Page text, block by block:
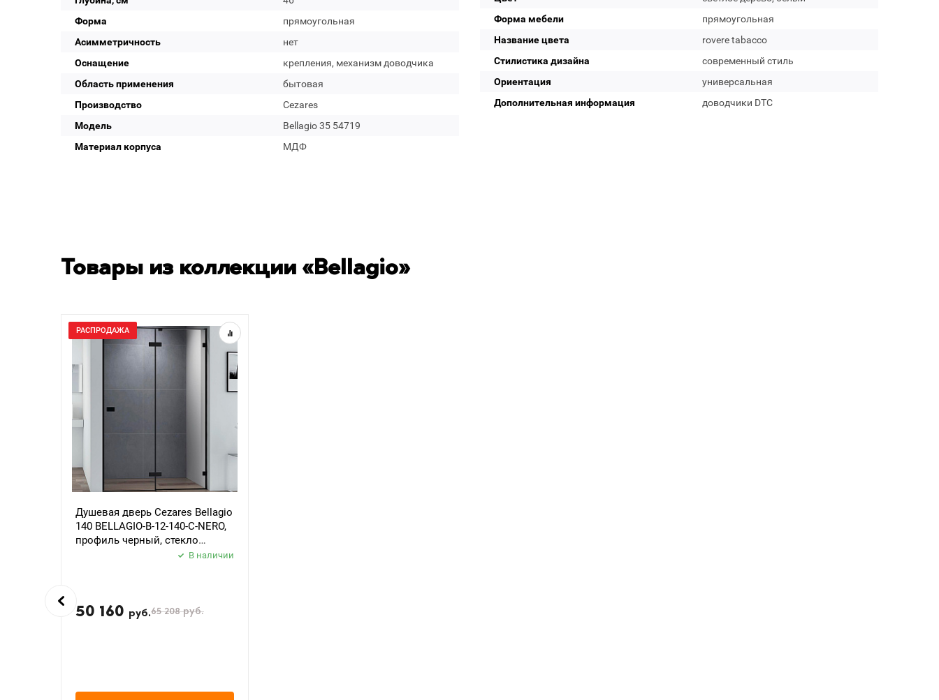
Форма
прямоугольная
Асимметричность
нет
Оснащение
крепления, механизм доводчика
Область применения
бытовая
Производство
Cezares
Модель
Bellagio 35 54719
Материал корпуса
МДФ
Форма мебели
прямоугольная
Название цвета
rovere tabacco
Стилистика дизайна
современный стиль
Ориентация
универсальная
Дополнительная информация
доводчики DTC
Товары из коллекции «Bellagio»
РАСПРОДАЖА
Душевая дверь Cezares Bellagio
140 BELLAGIO-B-12-140-C-NERO,
профиль черный, стекло
В наличии
50 160 руб.65 208руб.